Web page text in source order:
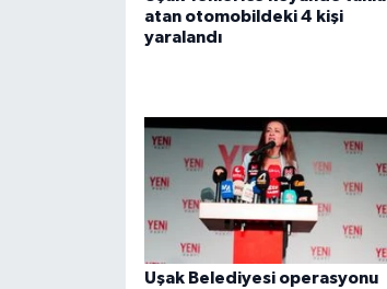
atan otomobildeki 4 kişi
yaralandı
Uşak Belediyesi operasyonu